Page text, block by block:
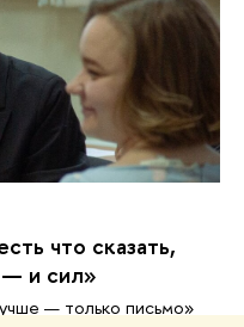
что сказать,
— и сил»
— только письмо»